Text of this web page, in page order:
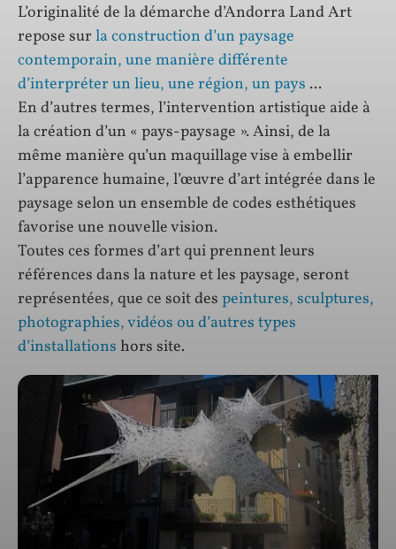
L’originalité de la démarche d’Andorra Land Art
repose sur la construction d’un paysage
contemporain, une manière différente
d’interpréter un lieu, une région, un pays ...
En d’autres termes, l’intervention artistique aide à
la création d’un « pays-paysage ». Ainsi, de la
même manière qu’un maquillage vise à embellir
l’apparence humaine, l’œuvre d’art intégrée dans le
paysage selon un ensemble de codes esthétiques
favorise une nouvelle vision.
Toutes ces formes d’art qui prennent leurs
références dans la nature et les paysage, seront
représentées, que ce soit des peintures, sculptures,
photographies, vidéos ou d’autres types
d’installations hors site.